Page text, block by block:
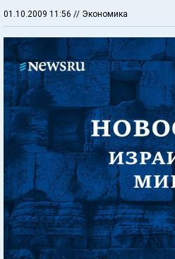
01.10.2009 11:56 // Экономика